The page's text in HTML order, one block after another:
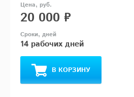
20 000 ₽
14 рабочих дней
В КОРЗИНУ